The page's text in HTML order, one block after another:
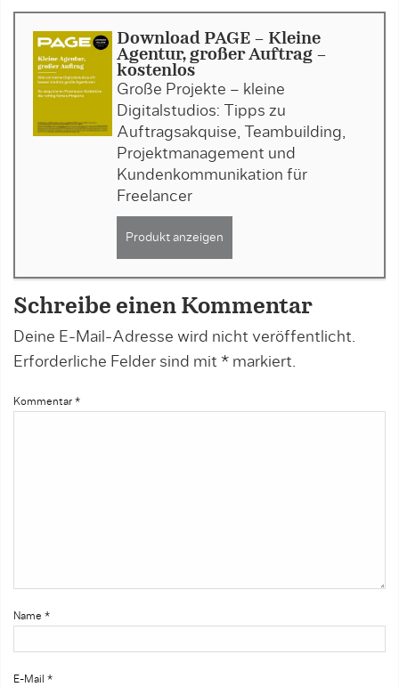
Download PAGE - Kleine
Agentur, großer Auftrag -
kostenlos
Große Projekte – kleine
Digitalstudios: Tipps zu
Auftragsakquise, Teambuilding,
Projektmanagement und
Kundenkommunikation für
Freelancer
Produkt anzeigen
Schreibe einen Kommentar
Deine E-Mail-Adresse wird nicht veröffentlicht.
Erforderliche Felder sind mit * markiert.
Kommentar *
Name *
E-Mail *